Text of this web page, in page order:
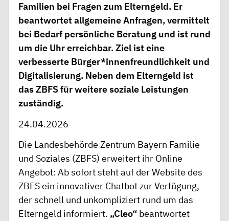
Familien bei Fragen zum Elterngeld. Er
beantwortet allgemeine Anfragen, vermittelt
bei Bedarf persönliche Beratung und ist rund
um die Uhr erreichbar. Ziel ist eine
verbesserte Bürger*innenfreundlichkeit und
Digitalisierung. Neben dem Elterngeld ist
das ZBFS für weitere soziale Leistungen
zuständig.
24.04.2026
Die Landesbehörde Zentrum Bayern Familie
und Soziales (ZBFS) erweitert ihr Online
Angebot: Ab sofort steht auf der Website des
ZBFS ein innovativer Chatbot zur Verfügung,
der schnell und unkompliziert rund um das
Elterngeld informiert. „Cleo“ beantwortet